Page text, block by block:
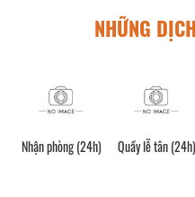
NHỮNG
Nhận phòng (24h) Quầy lễ tân (24h)